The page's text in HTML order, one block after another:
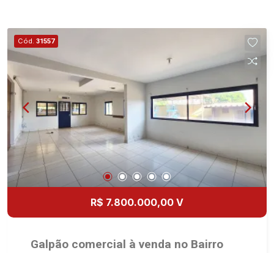
Cód. 31557
R$ 7.800.000,00 V
Galpão comercial à venda no Bairro